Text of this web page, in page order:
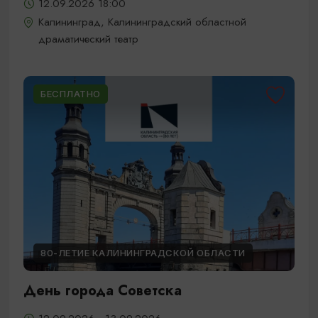
12.09.2026 18:00
Калининград, Калининградский областной
драматический театр
БЕСПЛАТНО
80-ЛЕТИЕ КАЛИНИНГРАДСКОЙ ОБЛАСТИ
День города Советска